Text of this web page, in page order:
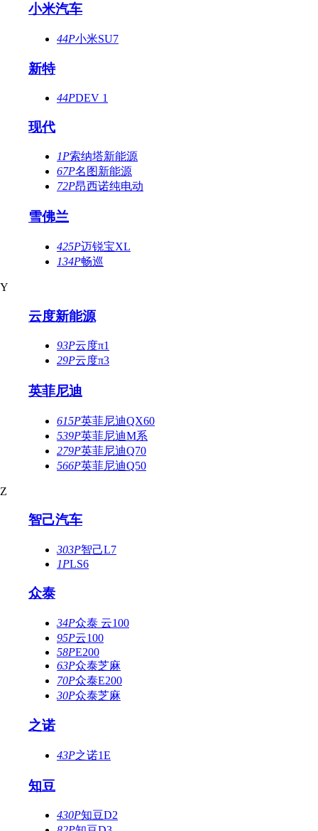
小米汽车
44P小米SU7
新特
44PDEV 1
现代
1P索纳塔新能源
67P名图新能源
72P昂西诺纯电动
雪佛兰
425P迈锐宝XL
134P畅巡
Y
云度新能源
93P云度π1
29P云度π3
英菲尼迪
615P英菲尼迪QX60
539P英菲尼迪M系
279P英菲尼迪Q70
566P英菲尼迪Q50
Z
智己汽车
303P智己L7
1PLS6
众泰
34P众泰 云100
95P云100
58PE200
63P众泰芝麻
70P众泰E200
30P众泰芝麻
之诺
43P之诺1E
知豆
430P知豆D2